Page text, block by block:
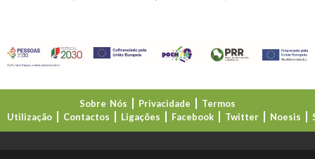
Sobre Nós Privacidade
Termos
Utilização
Contactos Ligações Facebook Twitter Noesis